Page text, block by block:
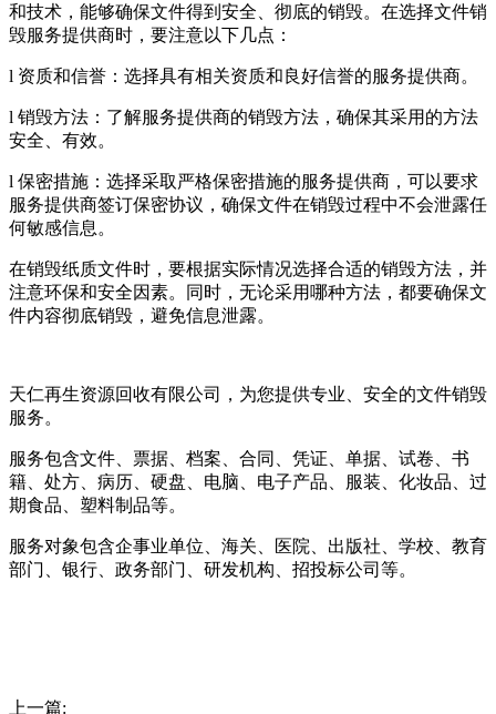
和技术，能够确保文件得到安全、彻底的销毁。在选择文件销
毁服务提供商时，要注意以下几点：
l 资质和信誉：选择具有相关资质和良好信誉的服务提供商。
l 销毁方法：了解服务提供商的销毁方法，确保其采用的方法
安全、有效。
l 保密措施：选择采取严格保密措施的服务提供商，可以要求
服务提供商签订保密协议，确保文件在销毁过程中不会泄露任
何敏感信息。
在销毁纸质文件时，要根据实际情况选择合适的销毁方法，并
注意环保和安全因素。同时，无论采用哪种方法，都要确保文
件内容彻底销毁，避免信息泄露。
天仁再生资源回收有限公司，为您提供专业、安全的文件销毁
服务。
服务包含文件、票据、档案、合同、凭证、单据、试卷、书
籍、处方、病历、硬盘、电脑、电子产品、服装、化妆品、过
期食品、塑料制品等。
服务对象包含企事业单位、海关、医院、出版社、学校、教育
部门、银行、政务部门、研发机构、招投标公司等。
上一篇: